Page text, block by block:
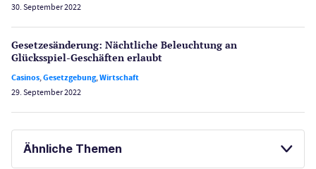
30. September 2022
Gesetzes­änderung: Nächtliche Beleuch­tung an
Glücksspiel-Geschäften erlaubt
Casinos,Gesetzgebung,Wirtschaft
29. September 2022
Ähnliche Themen